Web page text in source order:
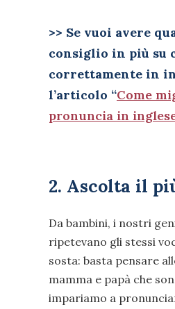
>> Se vuoi avere
consiglio in più su
correttamente in
l’articolo “Come
pronuncia in
2. Ascolta il
Da bambini, i nostri
ripetevano gli stessi
sosta: basta pensare
mamma e papà che
impariamo a